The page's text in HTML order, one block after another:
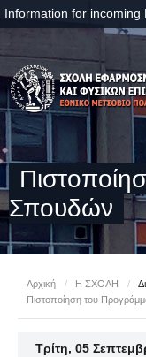
Information for incoming
Σπουδών
Αρχική / Η ΣΧΟΛΗ /
Πιστοποίηση του
Τρίτη, 05